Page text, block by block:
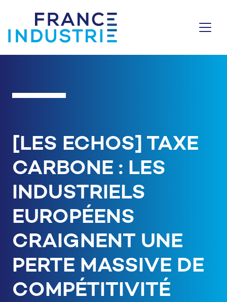
[LES ECHOS] TAXE
CARBONE : LES
INDUSTRIELS
EUROPÉENS
CRAIGNENT UNE
PERTE MASSIVE DE
COMPÉTITIVITÉ